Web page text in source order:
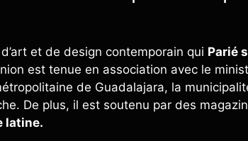
et de design contemporain qui Parié
est tenue en association avec le
de Guadalajara, la
De plus, il est soutenu par des
latine.